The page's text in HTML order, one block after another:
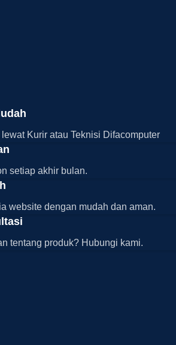
Kurir atau Teknisi Difacomputer
setiap akhir bulan.
website dengan mudah dan aman.
tentang produk? Hubungi kami.